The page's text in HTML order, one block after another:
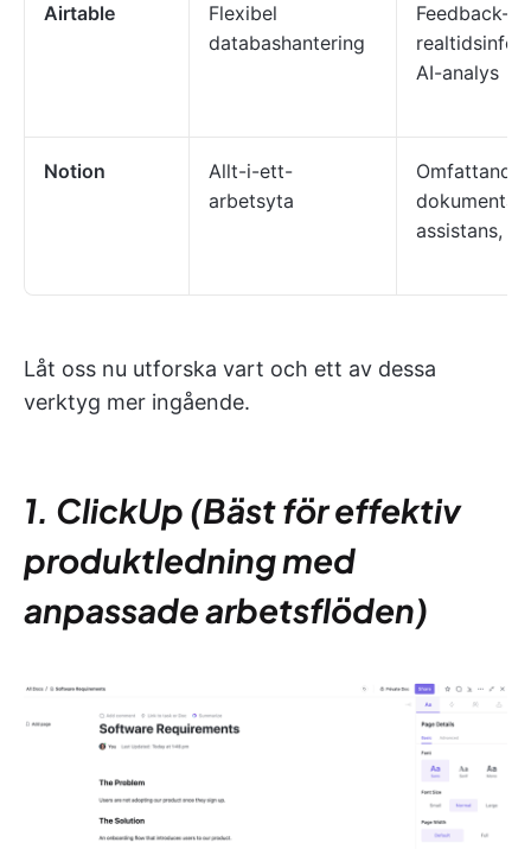
Airtable
Flexibel
databashantering
Feedback-
AI-analys
Notion
Allt-i-ett-
arbetsyta
Omfattande
assistans,
Låt oss nu utforska vart och ett av dessa
verktyg mer ingående.
1. ClickUp (Bäst för effektiv
produktledning med
anpassade arbetsflöden)